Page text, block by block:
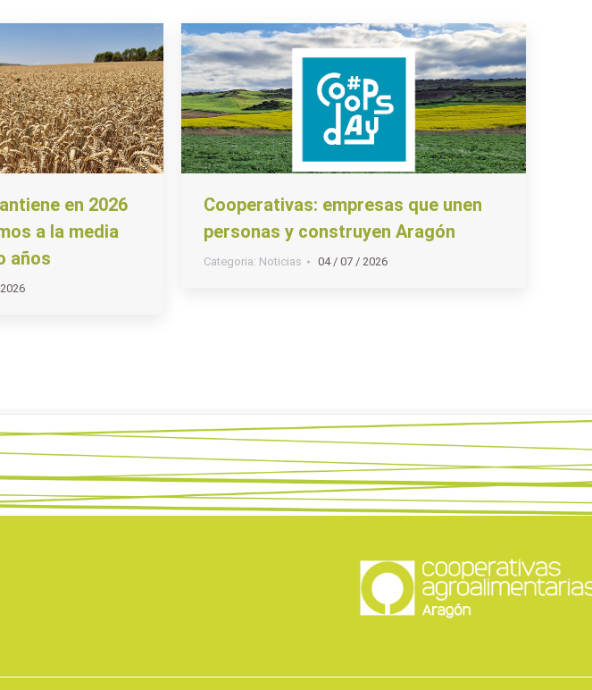
en 2026
a la media
años
Cooperativas: empresas que unen
personas y construyen Aragón
Categoria: Noticias 04 / 07 / 2026